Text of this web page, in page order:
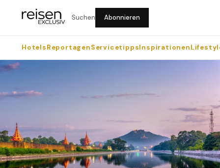
Suchen Abonnieren
HotelsReportagenServicetippsInspirationen